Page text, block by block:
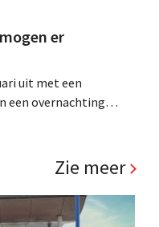
er
uit met een
een overnachting
Zie meer